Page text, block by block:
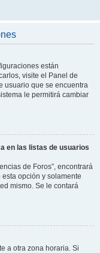
están
visite el Panel de
usuario que se encuentra
le permitirá cambiar
en las listas de usuarios
de Foros”, encontrará
esta opción y solamente
mismo. Se le contará
a otra zona horaria. Si